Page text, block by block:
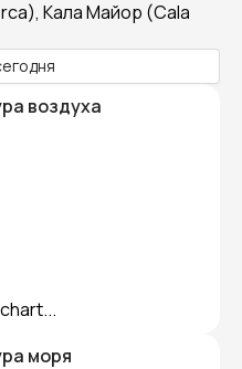
Кала Майор (Cala
воздуха
моря